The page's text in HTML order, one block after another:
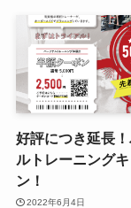
好評につき延長
ルトレーニング
ン！
2022年6月4日